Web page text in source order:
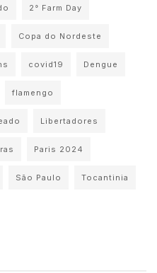
2° Farm Day
Copa do Nordeste
covid19 Dengue
flamengo
Libertadores
Paris 2024
São Paulo Tocantinia